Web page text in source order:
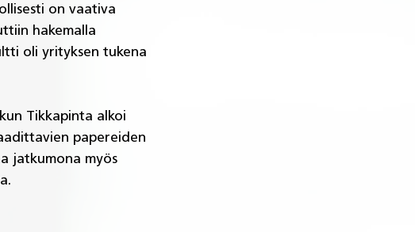
on vaativa
hakemalla
oli yrityksen tukena
Tikkapinta alkoi
papereiden
jatkumona myös